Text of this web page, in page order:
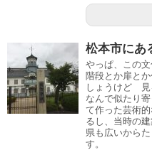
松本市にあ
やっぱ、この
階段とか扉と
しょうけど 見
なんで似たり
て作った芸術
るし、当時の
県も広いから
す。